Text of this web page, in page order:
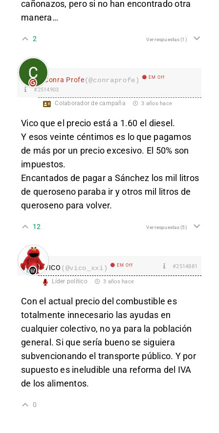
cañonazos, pero si no han encontrado otra
manera…
2 Ver respuestas(1)
Conra Profe(@conraprofe) EM Off
#2514903
Colaborador de campaña 3 años hace
Vico que el precio está a 1.60 el diesel.
Y esos veinte céntimos es lo que pagamos
de más por un precio excesivo. El 50% son
impuestos.
Encantados de pagar a Sánchez los mil litros
de queroseno paraba ir y otros mil litros de
queroseno para volver.
12 Ver respuestas(5)
VICO (@vico_xxi) EM Off #2514881
Líder político 3 años hace
Con el actual precio del combustible es
totalmente innecesario las ayudas en
cualquier colectivo, no ya para la población
general. Si que sería bueno se siguiera
subvencionando el transporte público. Y por
supuesto es ineludible una reforma del IVA
de los alimentos.
0